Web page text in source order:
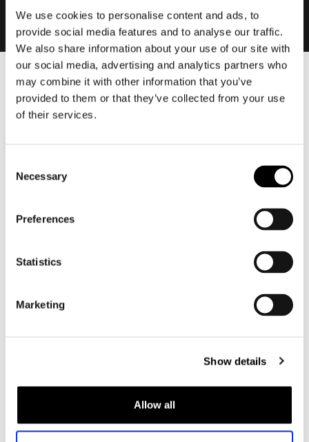
We use cookies to personalise content and ads, to
provide social media features and to analyse our traffic.
We also share information about your use of our site with
our social media, advertising and analytics partners who
may combine it with other information that you’ve
provided to them or that they’ve collected from your use
of their services.
Selection
Necessary
Preferences
Statistics
Marketing
Show details
Allow all
Heren
Motorkleding heren
Motorjeans heren
Motorlaarzen heren
Motorbroek dames